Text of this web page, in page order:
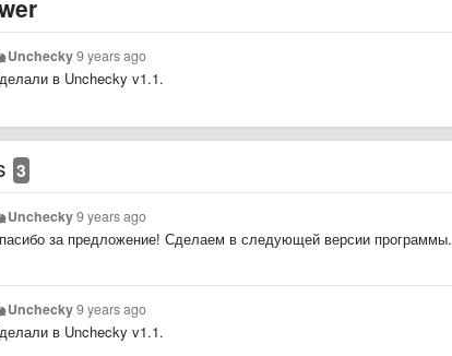
Unchecky9 years ago
в Unchecky v1.1.
3
Unchecky9 years ago
за предложение! Сделаем в следующей версии программы.
Unchecky9 years ago
в Unchecky v1.1.